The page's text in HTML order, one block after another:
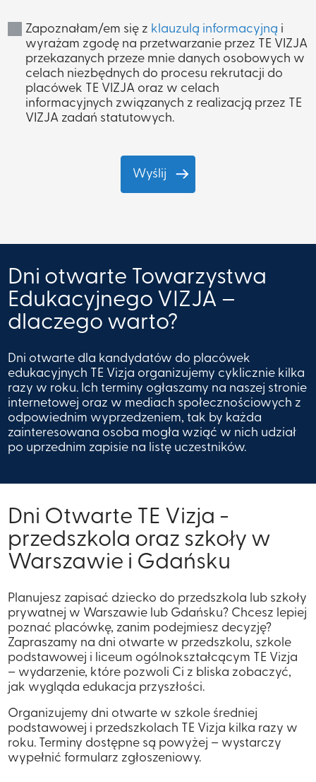
Zapoznałam/em się z klauzulą informacyjną i
wyrażam zgodę na przetwarzanie przez TE VIZJA
przekazanych przeze mnie danych osobowych w
celach niezbędnych do procesu rekrutacji do
placówek TE VIZJA oraz w celach
informacyjnych związanych z realizacją przez TE
VIZJA zadań statutowych.
Dni otwarte Towarzystwa
Edukacyjnego VIZJA –
dlaczego warto?​
Dni otwarte dla kandydatów do placówek
edukacyjnych TE Vizja organizujemy cyklicznie kilka
razy w roku. Ich terminy ogłaszamy na naszej stronie
internetowej oraz w mediach społecznościowych z
odpowiednim wyprzedzeniem, tak by każda
zainteresowana osoba mogła wziąć w nich udział
po uprzednim zapisie na listę uczestników.
Dni Otwarte TE Vizja -
przedszkola oraz szkoły w
Warszawie i Gdańsku
Planujesz zapisać dziecko do przedszkola lub szkoły
prywatnej w Warszawie lub Gdańsku? Chcesz lepiej
poznać placówkę, zanim podejmiesz decyzję?
Zapraszamy na dni otwarte w przedszkolu, szkole
podstawowej i liceum ogólnokształcącym TE Vizja
– wydarzenie, które pozwoli Ci z bliska zobaczyć,
jak wygląda edukacja przyszłości.
Organizujemy dni otwarte w szkole średniej
podstawowej i przedszkolach TE Vizja kilka razy w
roku. Terminy dostępne są powyżej – wystarczy
wypełnić formularz zgłoszeniowy.